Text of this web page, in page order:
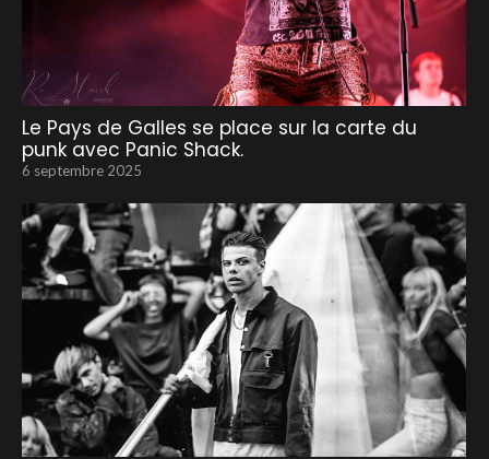
Le Pays de Galles se place sur la carte du
punk avec Panic Shack.
6 septembre 2025